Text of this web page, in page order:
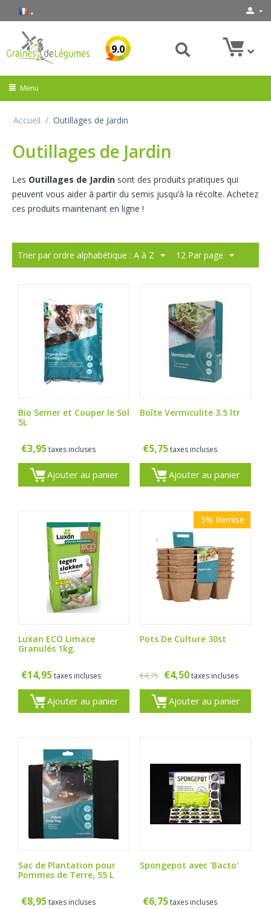
9.0
Menu
Accueil / Outillages de Jardin
Outillages de Jardin
Les Outillages de Jardin sont des produits pratiques qui
peuvent vous aider à partir du semis jusqu’à la récolte. Achetez
ces produits maintenant en ligne !
Trier par ordre alphabétique : A à Z 12 Par page
Bio Semer et Couper le Sol
5L
€3,95taxes incluses
Ajouter au panier
Boîte Vermiculite 3.5 ltr
€5,75 taxes incluses
Ajouter au panier
Luxan ECO Limace
Granulés 1kg.
€14,95taxes incluses
Ajouter au panier
5% Remise
Pots De Culture 30st
€4,75 €4,50 taxes incluses
Ajouter au panier
Sac de Plantation pour
Pommes de Terre, 55 L
€8,95taxes incluses
Spongepot avec 'Bacto'
€6,75 taxes incluses